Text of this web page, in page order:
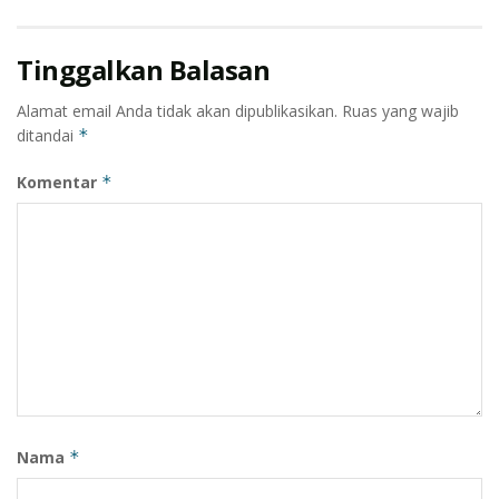
PPA yang berada di jalan Tambun Bungai Kuala,”
Tinggalkan Balasan
Alamat email Anda tidak akan dipublikasikan. Ruas yang wajib
ditandai *
Komentar *
Nama *